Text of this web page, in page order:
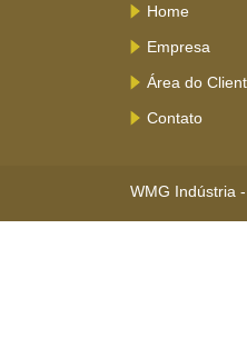
Home
Empresa
Área do
Contato
WMG Indústria